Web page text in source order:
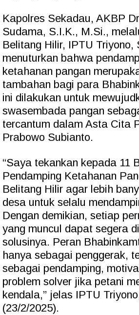
Kapolres Sekadau, AKBP
Sudama, S.I.K., M.Si.,
Belitang Hilir, IPTU Triyono,
menuturkan bahwa
ketahanan pangan
tambahan bagi para
ini dilakukan untuk
swasembada pangan
tercantum dalam Asta Cita
Prabowo Subianto.
“Saya tekankan kepada 11
Pendamping Ketahanan
Belitang Hilir agar lebih
desa untuk selalu
Dengan demikian, setiap
yang muncul dapat segera
solusinya. Peran
hanya sebagai penggerak,
sebagai pendamping,
problem solver jika petani
kendala,” jelas IPTU
(23/2/2025).